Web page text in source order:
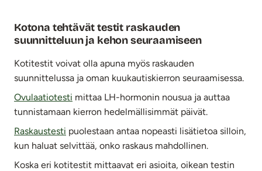
Kotona tehtävät testit raskauden
suunnitteluun ja kehon seuraamiseen
Kotitestit voivat olla apuna myös raskauden
suunnittelussa ja oman kuukautiskierron seuraamisessa.
Ovulaatiotesti mittaa LH-hormonin nousua ja auttaa
tunnistamaan kierron hedelmällisimmät päivät.
Raskaustesti puolestaan antaa nopeasti lisätietoa silloin,
kun haluat selvittää, onko raskaus mahdollinen.
Koska eri kotitestit mittaavat eri asioita, oikean testin